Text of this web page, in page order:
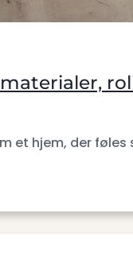
et hjem, der